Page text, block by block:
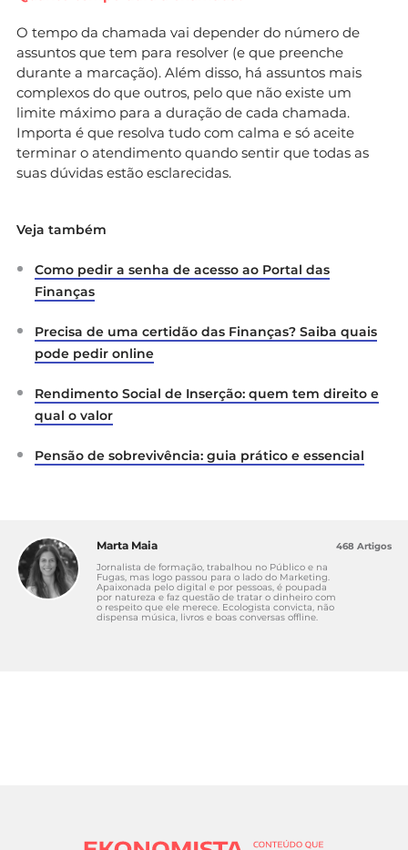
O tempo da chamada vai depender do número de
assuntos que tem para resolver (e que preenche
durante a marcação). Além disso, há assuntos mais
complexos do que outros, pelo que não existe um
limite máximo para a duração de cada chamada.
Importa é que resolva tudo com calma e só aceite
terminar o atendimento quando sentir que todas as
suas dúvidas estão esclarecidas.
Veja também
Como pedir a senha de acesso ao Portal das
Finanças
Precisa de uma certidão das Finanças? Saiba quais
pode pedir online
Rendimento Social de Inserção: quem tem direito e
qual o valor
Pensão de sobrevivência: guia prático e essencial
Marta Maia
Jornalista de formação, trabalhou no Público e na
Fugas, mas logo passou para o lado do Marketing.
Apaixonada pelo digital e por pessoas, é poupada
por natureza e faz questão de tratar o dinheiro com
o respeito que ele merece. Ecologista convicta, não
dispensa música, livros e boas conversas offline.
468 Artigos